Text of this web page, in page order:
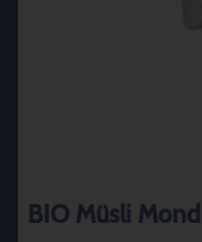
BIO Müsli